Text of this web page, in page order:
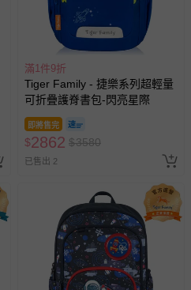
滿1件9折
Tiger Family - 捷樂系列超輕量
可折疊護脊書包-閃亮星際
即將售完
$2862 $3580
已售出 2